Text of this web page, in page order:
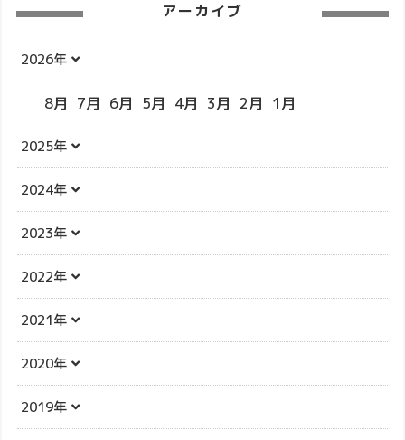
アーカイブ
2026年
8月 7月 6月 5月 4月 3月 2月 1月
2025年
2024年
2023年
2022年
2021年
2020年
2019年